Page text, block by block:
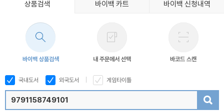
상품검색 바이백 카트 바이백 신청내역
바이백 상품검색 내 주문에서 선택 바코드 스캔
국내도서 외국도서 게임타이틀